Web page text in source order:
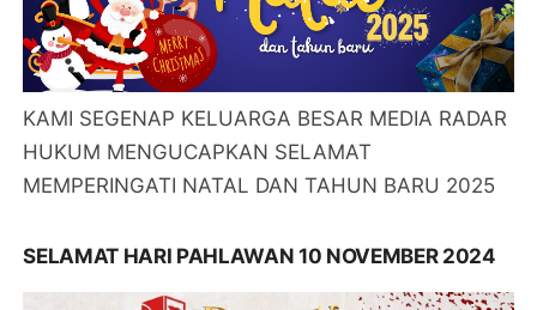
KAMI SEGENAP KELUARGA BESAR MEDIA RADAR
HUKUM MENGUCAPKAN SELAMAT
MEMPERINGATI NATAL DAN TAHUN BARU 2025
SELAMAT HARI PAHLAWAN 10 NOVEMBER 2024